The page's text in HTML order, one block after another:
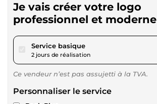
Je vais créer votre logo
professionnel et moderne
Service basiquepour 23,08 $US
2 jours de réalisation
Ce vendeur n’est pas assujetti à la TVA.
Personnaliser le service